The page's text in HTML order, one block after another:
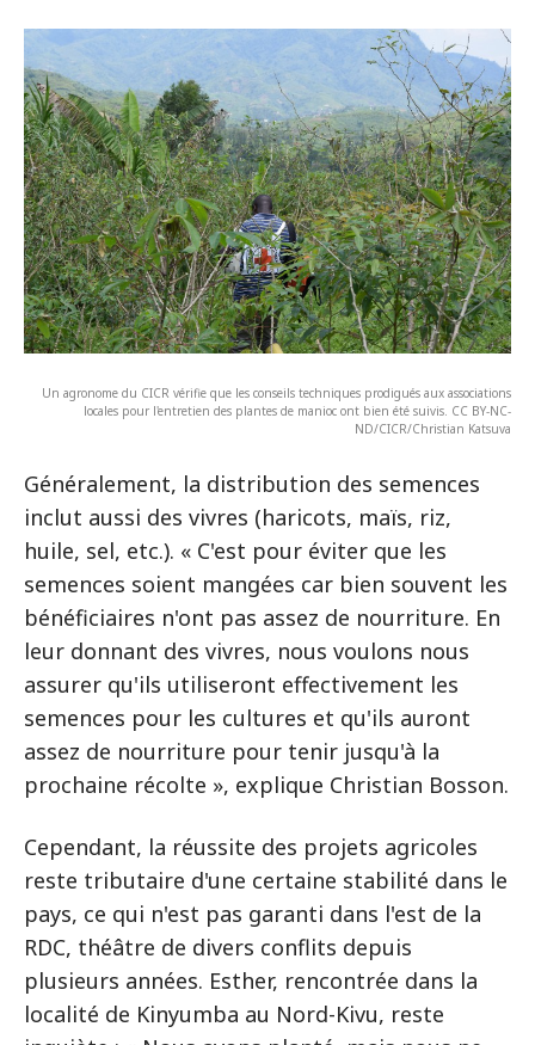
Un agronome du CICR vérifie que les conseils techniques prodigués aux associations
locales pour l'entretien des plantes de manioc ont bien été suivis. CC BY-NC-
ND/CICR/Christian Katsuva
Généralement, la distribution des semences
inclut aussi des vivres (haricots, maïs, riz,
huile, sel, etc.). « C'est pour éviter que les
semences soient mangées car bien souvent les
bénéficiaires n'ont pas assez de nourriture. En
leur donnant des vivres, nous voulons nous
assurer qu'ils utiliseront effectivement les
semences pour les cultures et qu'ils auront
assez de nourriture pour tenir jusqu'à la
prochaine récolte », explique Christian Bosson.
Cependant, la réussite des projets agricoles
reste tributaire d'une certaine stabilité dans le
pays, ce qui n'est pas garanti dans l'est de la
RDC, théâtre de divers conflits depuis
plusieurs années. Esther, rencontrée dans la
localité de Kinyumba au Nord-Kivu, reste